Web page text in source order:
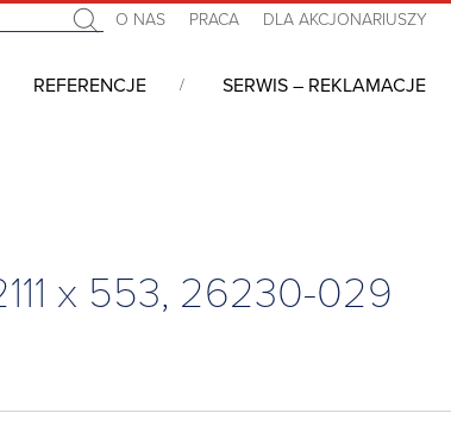
O NAS PRACA DLA AKCJONARIUSZY
REFERENCJE SERWIS – REKLAMACJE
x 553, 26230-029